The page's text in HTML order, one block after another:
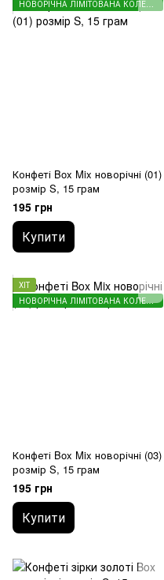
НОВОРІЧНА ЛІМІТОВАНА КОЛЕКЦІЯ
Конфеті Box Mix новорічні (01)
розмір S, 15 грам
195 грн
Купити
ХІТ
НОВОРІЧНА ЛІМІТОВАНА КОЛЕКЦІЯ
Конфеті Box Mix новорічні (03)
розмір S, 15 грам
195 грн
Купити